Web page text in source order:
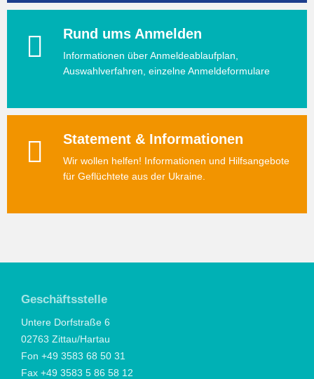
Rund ums Anmelden
Informationen über Anmeldeablaufplan,
Auswahlverfahren, einzelne Anmeldeformulare
Statement & Informationen
Wir wollen helfen! Informationen und Hilfsangebote
für Geflüchtete aus der Ukraine.
Geschäftsstelle
Untere Dorfstraße 6
02763 Zittau/Hartau
Fon +49 3583 68 50 31
Fax +49 3583 5 86 58 12